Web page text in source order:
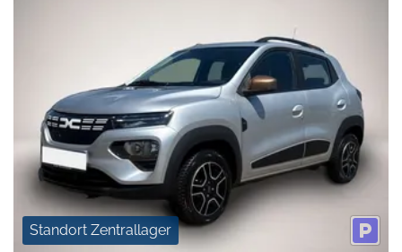
Standort Zentrallager